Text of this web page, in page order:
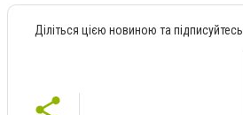
Діліться цією новиною та